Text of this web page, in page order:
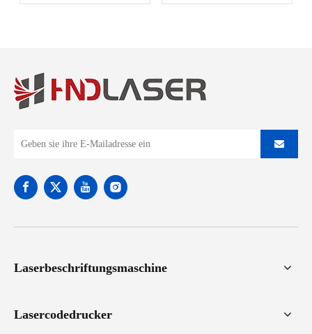
die Produktidentifizierung und
Beschriftungsmethoden: Ein
Laserbeschriftungsmaschine
Lasercodedrucker